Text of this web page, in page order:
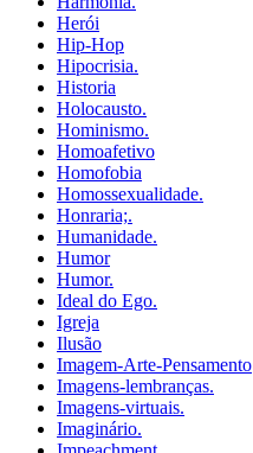
Herói
Hip-Hop
Hipocrisia.
Historia
Holocausto.
Hominismo.
Homoafetivo
Homofobia
Homossexualidade.
Honraria;.
Humanidade.
Humor
Humor.
Ideal do Ego.
Igreja
Ilusão
Imagem-Arte-Pensamento
Imagens-lembranças.
Imagens-virtuais.
Imaginário.